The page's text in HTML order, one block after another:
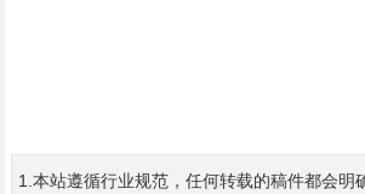
1.本站遵循行业规范，任何转载的稿件都会明